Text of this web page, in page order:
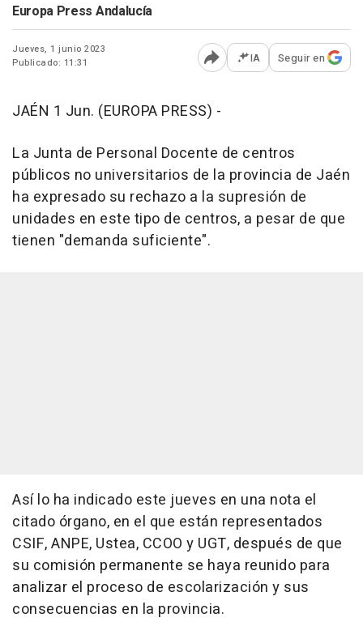
Europa Press Andalucía
Jueves, 1 junio 2023
Publicado: 11:31
Abrir opciones para
IA Seguir en
JAÉN 1 Jun. (EUROPA PRESS) -
La Junta de Personal Docente de centros
públicos no universitarios de la provincia de Jaén
ha expresado su rechazo a la supresión de
unidades en este tipo de centros, a pesar de que
tienen "demanda suficiente".
Así lo ha indicado este jueves en una nota el
citado órgano, en el que están representados
CSIF, ANPE, Ustea, CCOO y UGT, después de que
su comisión permanente se haya reunido para
analizar el proceso de escolarización y sus
consecuencias en la provincia.